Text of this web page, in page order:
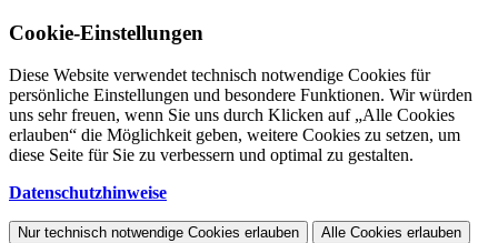
Cookie-Einstellungen
Diese Website verwendet technisch notwendige Cookies für
persönliche Einstellungen und besondere Funktionen. Wir würden
uns sehr freuen, wenn Sie uns durch Klicken auf „Alle Cookies
erlauben“ die Möglichkeit geben, weitere Cookies zu setzen, um
diese Seite für Sie zu verbessern und optimal zu gestalten.
Datenschutzhinweise
Nur technisch notwendige Cookies erlauben Alle Cookies erlauben